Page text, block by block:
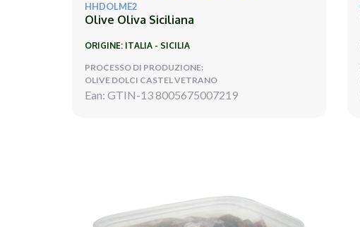
HHDOLME2
Olive Oliva Siciliana
ORIGINE: ITALIA - SICILIA
PROCESSO DI PRODUZIONE:
OLIVE DOLCI CASTEL VETRANO
Ean: GTIN-13 8005675007219